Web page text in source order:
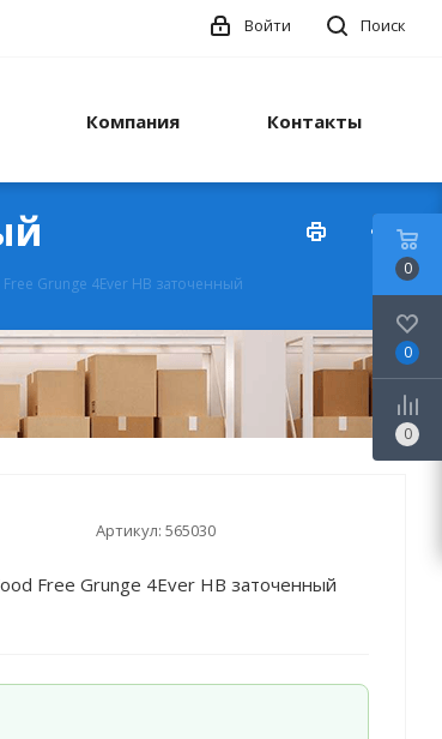
Поиск
Войти
Компания Контакты
Grunge 4Ever НВ заточенный
Артикул: 565030
Free Grunge 4Ever НВ заточенный
0
0
0